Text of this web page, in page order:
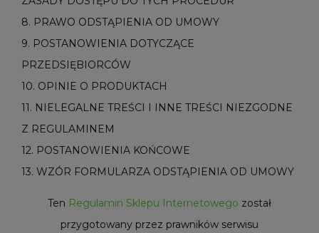
8. PRAWO ODSTĄPIENIA OD UMOWY
9. POSTANOWIENIA DOTYCZĄCE
PRZEDSIĘBIORCÓW
10. OPINIE O PRODUKTACH
11. NIELEGALNE TREŚCI I INNE TREŚCI NIEZGODNE
Z REGULAMINEM
12. POSTANOWIENIA KOŃCOWE
13. WZÓR FORMULARZA ODSTĄPIENIA OD UMOWY
Ten Regulamin Sklepu Internetowego został
przygotowany przez prawników serwisu